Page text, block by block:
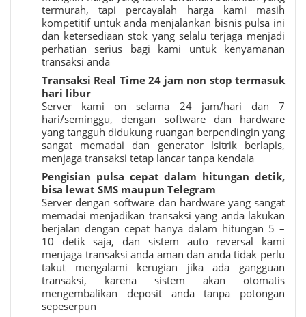
termurah, tapi percayalah harga kami masih
kompetitif untuk anda menjalankan bisnis pulsa ini
dan ketersediaan stok yang selalu terjaga menjadi
perhatian serius bagi kami untuk kenyamanan
transaksi anda
Transaksi Real Time 24 jam non stop termasuk
hari libur
Server kami on selama 24 jam/hari dan 7
hari/seminggu, dengan software dan hardware
yang tangguh didukung ruangan berpendingin yang
sangat memadai dan generator lsitrik berlapis,
menjaga transaksi tetap lancar tanpa kendala
Pengisian pulsa cepat dalam hitungan detik,
bisa lewat SMS maupun Telegram
Server dengan software dan hardware yang sangat
memadai menjadikan transaksi yang anda lakukan
berjalan dengan cepat hanya dalam hitungan 5 –
10 detik saja, dan sistem auto reversal kami
menjaga transaksi anda aman dan anda tidak perlu
takut mengalami kerugian jika ada gangguan
transaksi, karena sistem akan otomatis
mengembalikan deposit anda tanpa potongan
sepeserpun